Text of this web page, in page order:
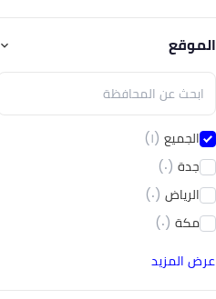
الموقع
الجميع (١)
جدة (٠)
الرياض (٠)
مكة (٠)
عرض المزيد